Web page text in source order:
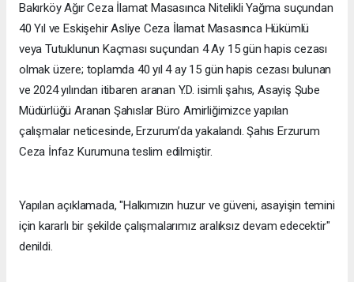
Bakırköy Ağır Ceza İlamat Masasınca Nitelikli Yağma suçundan
40 Yıl ve Eskişehir Asliye Ceza İlamat Masasınca Hükümlü
veya Tutuklunun Kaçması suçundan 4 Ay 15 gün hapis cezası
olmak üzere; toplamda 40 yıl 4 ay 15 gün hapis cezası bulunan
ve 2024 yılından itibaren aranan Y.D. isimli şahıs, Asayiş Şube
Müdürlüğü Aranan Şahıslar Büro Amirliğimizce yapılan
çalışmalar neticesinde, Erzurum’da yakalandı. Şahıs Erzurum
Ceza İnfaz Kurumuna teslim edilmiştir.
Yapılan açıklamada, "Halkımızın huzur ve güveni, asayişin temini
için kararlı bir şekilde çalışmalarımız aralıksız devam edecektir"
denildi.